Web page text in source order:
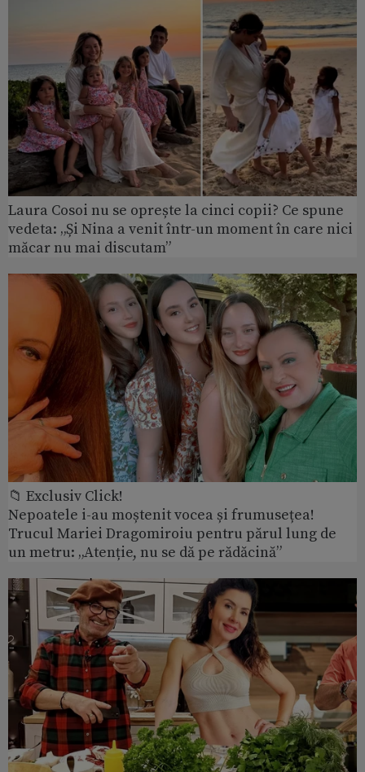
Laura Cosoi nu se oprește la cinci copii? Ce spune
vedeta: „Și Nina a venit într-un moment în care nici
măcar nu mai discutam”
📁 Exclusiv Click!
Nepoatele i-au moștenit vocea și frumusețea!
Trucul Mariei Dragomiroiu pentru părul lung de
un metru: „Atenție, nu se dă pe rădăcină”